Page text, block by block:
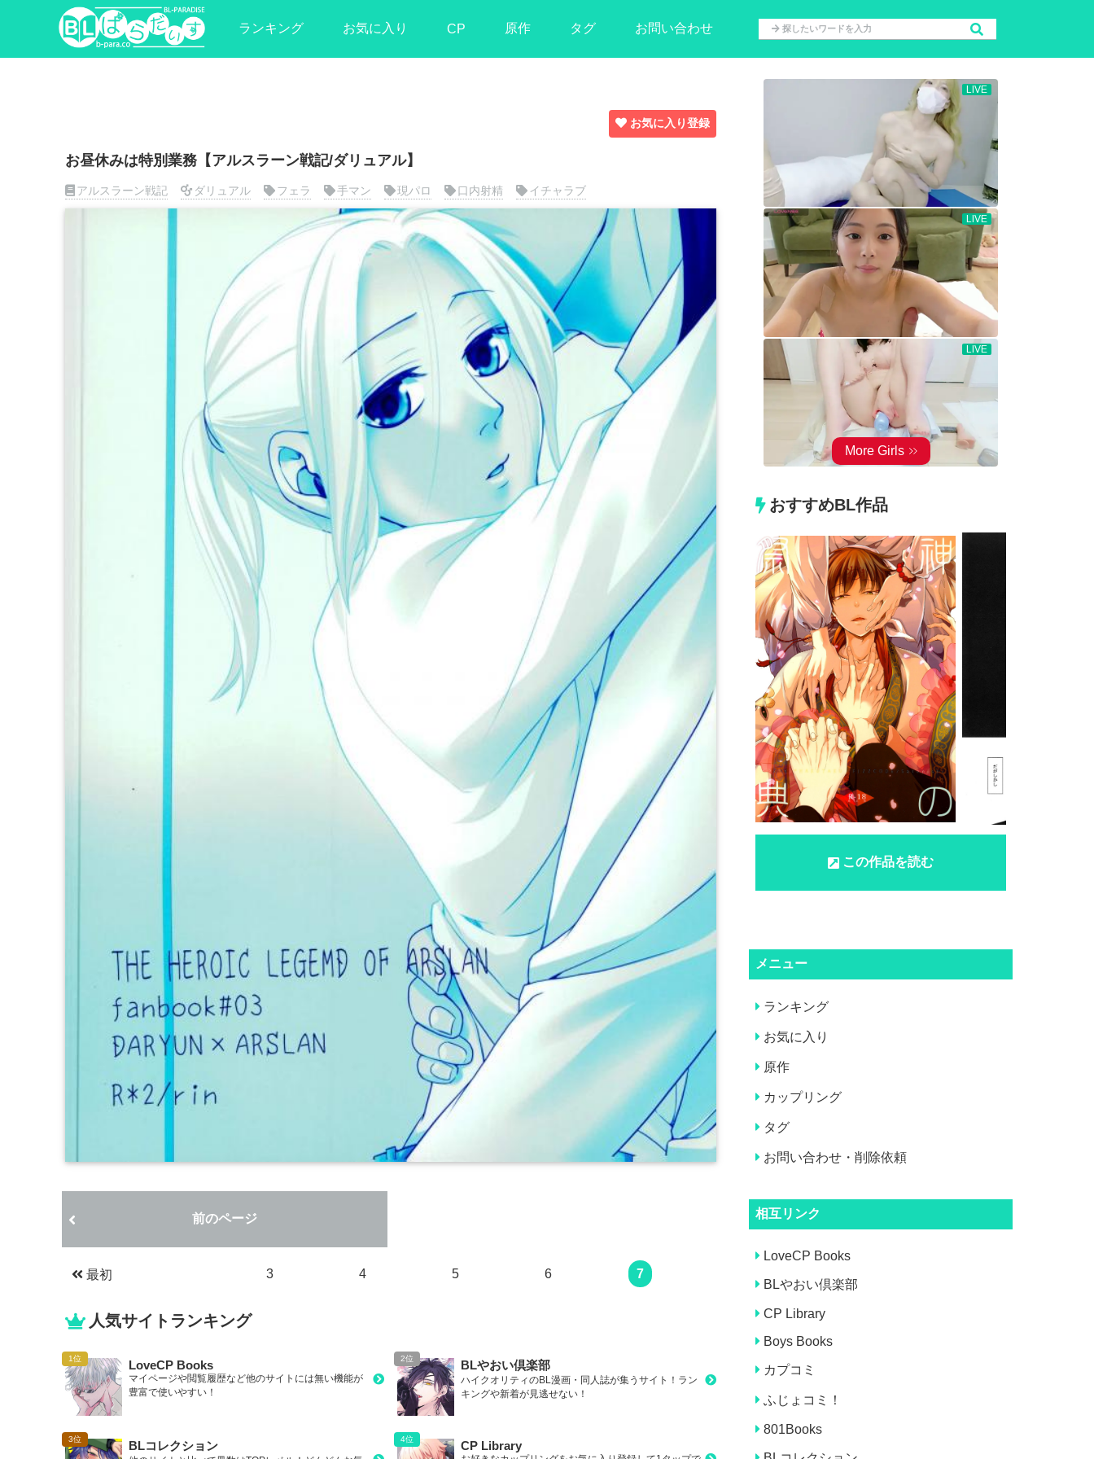
ランキング お気に入り CP 原作 タグ お問い合わせ
お気に入り登録
お昼休みは特別業務【アルスラーン戦記/ダリュアル】
アルスラーン戦記 ダリュアル フェラ 手マン 現パロ 口内射精 イチャラブ
前のページ
最初 3 4 5 6 7
人気サイトランキング
LoveCP Books
マイページや閲覧履歴など他のサイトには無い機能が
豊富で使いやすい！
BLやおい倶楽部
ハイクオリティのBL漫画・同人誌が集うサイト！ラン
キングや新着が見逃せない！
BLコレクション CP Library
おすすめBL作品
この作品を読む
メニュー
ランキング
お気に入り
原作
カップリング
タグ
お問い合わせ・削除依頼
相互リンク
LoveCP Books
BLやおい倶楽部
CP Library
Boys Books
カプコミ
ふじょコミ！
801Books